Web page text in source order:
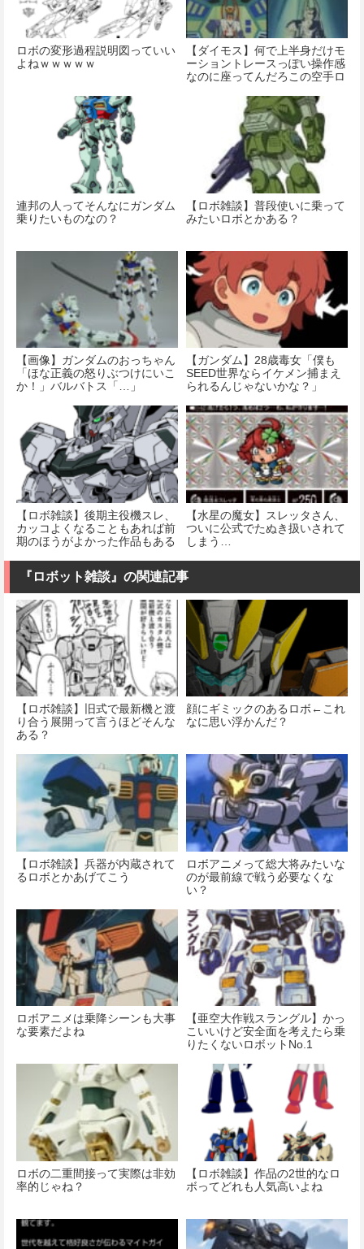
ロボの変形過程説明図っていい
よねｗｗｗｗｗ
【ダイモス】何で上半身だけモ
ーショントレースっぽい操作感
なのに座ってんだろこの空手ロ
連邦の人ってそんなにガンダム
乗りたいものなの？
【ロボ雑談】普段使いに乗って
みたいロボとかある？
【画像】ガンダムのおっちゃん
「ほな正義の怒りぶつけにいこ
か！」バルバトス「…」
【ガンダム】28歳毒女「僕も
SEED世界ならイケメン捕まえ
られるんじゃないかな？」
【ロボ雑談】後期主役機スレ、
カッコよくなることもあれば前
期のほうがよかった作品もある
【水星の魔女】スレッタさん、
ついに公式でたぬき扱いされて
しまう…
『ロボット雑談』の関連記事
【ロボ雑談】旧式で最新機と渡
り合う展開って言うほどそんな
ある？
顔にギミックのあるロボ←これ
なに思い浮かんだ？
【ロボ雑談】兵器が内蔵されて
るロボとかあげてこう
ロボアニメって総大将みたいな
のが最前線で戦う必要なくな
い？
ロボアニメは乗降シーンも大事
な要素だよね
【亜空大作戦スラングル】かっ
こいいけど安全面を考えたら乗
りたくないロボットNo.1
ロボの二重間接って実際は非効
率的じゃね？
【ロボ雑談】作品の2世的なロ
ボってどれも人気高いよね